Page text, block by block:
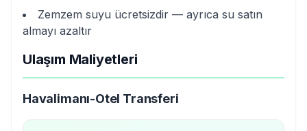
Zemzem suyu ücretsizdir — ayrıca su satın
almayı azaltır
Ulaşım Maliyetleri
Havalimanı-Otel Transferi